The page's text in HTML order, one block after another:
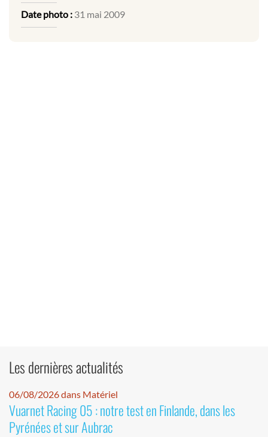
Date photo : 31 mai 2009
Les dernières actualités
06/08/2026 dans Matériel
Vuarnet Racing 05 : notre test en Finlande, dans les
Pyrénées et sur Aubrac